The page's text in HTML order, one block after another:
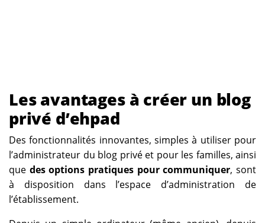
Les avantages à créer un blog
privé d’ehpad
Des fonctionnalités innovantes, simples à utiliser pour
l’administrateur du blog privé et pour les familles, ainsi
que des options pratiques pour communiquer, sont
à disposition dans l’espace d’administration de
l’établissement.